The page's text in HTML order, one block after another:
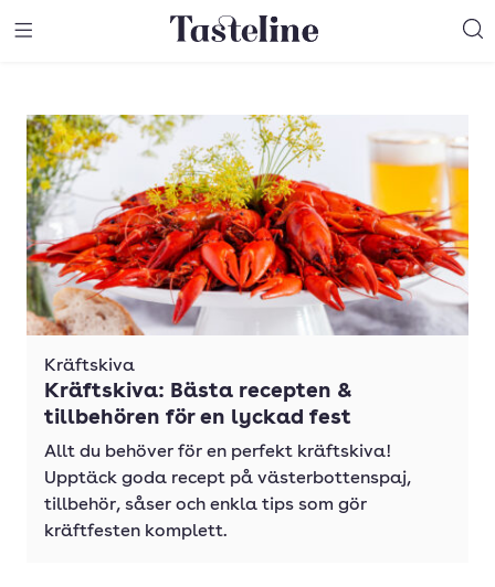
Till Tastelines startsida
Kräftskiva
Kräftskiva: Bästa recepten &
tillbehören för en lyckad fest
Allt du behöver för en perfekt kräftskiva!
Upptäck goda recept på västerbottenspaj,
tillbehör, såser och enkla tips som gör
kräftfesten komplett.